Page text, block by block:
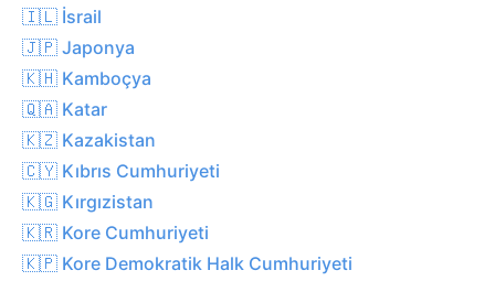
🇮🇱 İsrail
🇯🇵 Japonya
🇰🇭 Kamboçya
🇶🇦 Katar
🇰🇿 Kazakistan
🇨🇾 Kıbrıs Cumhuriyeti
🇰🇬 Kırgızistan
🇰🇷 Kore Cumhuriyeti
🇰🇵 Kore Demokratik Halk Cumhuriyeti